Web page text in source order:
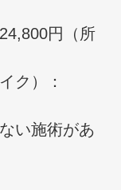
円（所
ク）：
い施術があ